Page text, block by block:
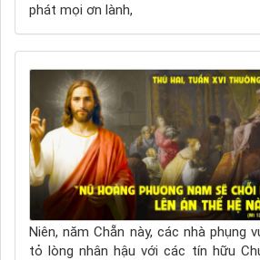
phát mọi ơn lành,
Niên, năm Chẵn này, các nhà phụng
tỏ lòng nhân hậu với các tín hữu